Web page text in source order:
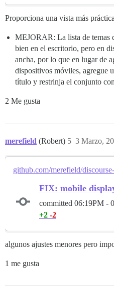
Proporciona una vista más
MEJORAR: La lista de temas
bien en el escritorio, pero en
ancha, por lo que en lugar de
dispositivos móviles, agregue
título y restrinja el conjunto
2 Me gusta
merefield (Robert) 3 Marzo,
5
github.com/merefield/
FIX: mobile
committed 06:19PM -
+2 -2
algunos ajustes menores pero
1 me gusta